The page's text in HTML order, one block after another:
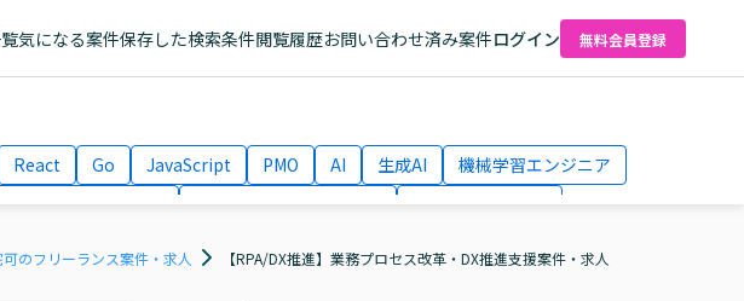
気になる案件保存した検索条件閲覧履歴お問い合わせ済み案件ログイン 無料会員登録
React Go JavaScript PMO AI 生成AI
機械学習エンジニア
Laravel
のフリーランス案件・求人 【RPA/DX推進】業務プロセス改革・DX推進支援案件・求人